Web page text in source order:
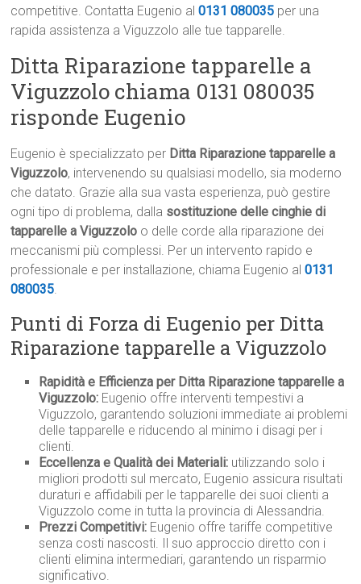
competitive. Contatta Eugenio al0131 080035 per una
rapida assistenza a Viguzzolo alle tue tapparelle.
Ditta Riparazione tapparelle a
Viguzzolo chiama 0131 080035
risponde Eugenio
Eugenio è specializzato per Ditta Riparazione tapparelle a
Viguzzolo, intervenendo su qualsiasi modello, sia moderno
che datato. Grazie alla sua vasta esperienza, può gestire
ogni tipo di problema, dalla sostituzione delle cinghie di
tapparelle a Viguzzolo o delle corde alla riparazione dei
meccanismi più complessi. Per un intervento rapido e
professionale e per installazione, chiama Eugenio al0131
080035.
Punti di Forza di Eugenio per Ditta
Riparazione tapparelle a Viguzzolo
Rapidità e Efficienza per Ditta Riparazione tapparelle a
Viguzzolo: Eugenio offre interventi tempestivi a
Viguzzolo, garantendo soluzioni immediate ai problemi
delle tapparelle e riducendo al minimo i disagi per i
clienti.
Eccellenza e Qualità dei Materiali: utilizzando solo i
migliori prodotti sul mercato, Eugenio assicura risultati
duraturi e affidabili per le tapparelle dei suoi clienti a
Viguzzolo come in tutta la provincia di Alessandria.
Prezzi Competitivi: Eugenio offre tariffe competitive
senza costi nascosti. Il suo approccio diretto con i
clienti elimina intermediari, garantendo un risparmio
significativo.